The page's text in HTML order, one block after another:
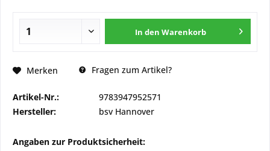
In den Warenkorb
Merken Fragen zum Artikel?
Artikel-Nr.:
9783947952571
Hersteller:
bsv Hannover
Angaben zur Produktsicherheit: